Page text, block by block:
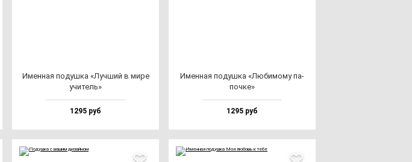
Имен­ная по­душ­ка «Луч­ший в ми­ре
учи­тель»
1295 руб
Имен­ная по­душ­ка «Люби­мо­му па­
поч­ке»
1295 руб